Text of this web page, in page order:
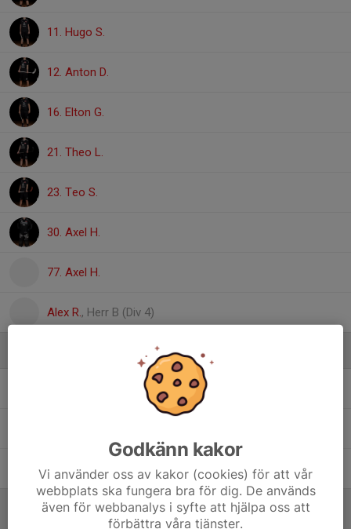
11. Hugo S.
12. Anton D.
16. Elton G.
21. Theo L.
23. Teo S.
30. Axel H.
77. Axel H.
Alex R., Herr B (Div 4)
Huvudtränare
Jens Strandberg Assisterande tränare
Godkänn kakor
Vi använder oss av kakor (cookies) för att vår
webbplats ska fungera bra för dig. De används
även för webbanalys i syfte att hjälpa oss att
förbättra våra tjänster.